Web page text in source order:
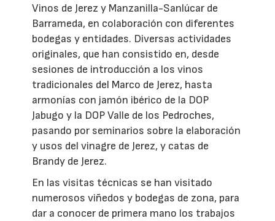
Vinos de Jerez y Manzanilla-Sanlúcar de
Barrameda, en colaboración con diferentes
bodegas y entidades. Diversas actividades
originales, que han consistido en, desde
sesiones de introducción a los vinos
tradicionales del Marco de Jerez, hasta
armonías con jamón ibérico de la DOP
Jabugo y la DOP Valle de los Pedroches,
pasando por seminarios sobre la elaboración
y usos del vinagre de Jerez, y catas de
Brandy de Jerez.
En las visitas técnicas se han visitado
numerosos viñedos y bodegas de zona, para
dar a conocer de primera mano los trabajos